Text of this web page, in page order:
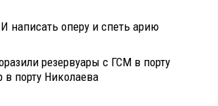
написать оперу и спеть арию
резервуары с ГСМ в порту
порту Николаева